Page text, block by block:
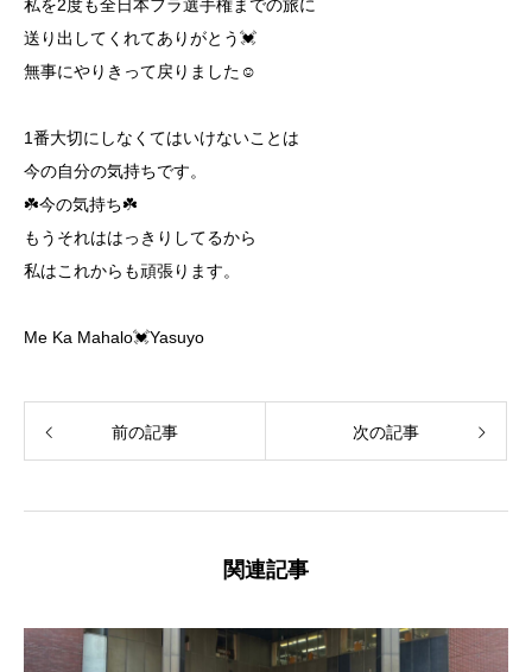
私を2度も全日本フラ選手権までの旅に
送り出してくれてありがとう💓
無事にやりきって戻りました☺️
1番大切にしなくてはいけないことは
今の自分の気持ちです。
☘️今の気持ち☘️
もうそれははっきりしてるから
私はこれからも頑張ります。
Me Ka Mahalo💓Yasuyo
前の記事 次の記事
関連記事